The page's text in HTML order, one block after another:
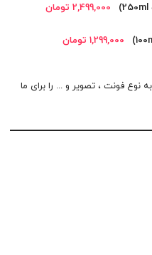
2,499,000 تومان
1,299,000 تومان
نوع فونت ، تصویر و ... را برای ما